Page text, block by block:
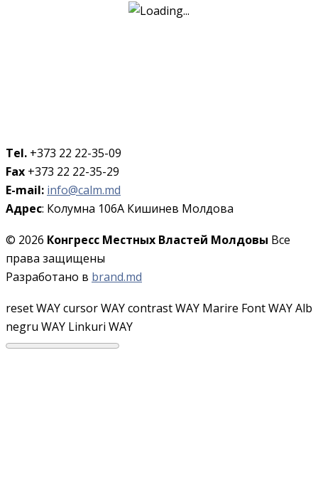
Tel. +373 22 22-35-09
Fax +373 22 22-35-29
E-mail: info@calm.md
Адрес: Колумна 106A Кишинев Молдова
© 2026 Конгресс Местных Властей Молдовы Все
права защищены
Разработано в brand.md
reset WAYcursor WAYcontrast WAY Marire Font WAYAlb
negru WAY Linkuri WAY